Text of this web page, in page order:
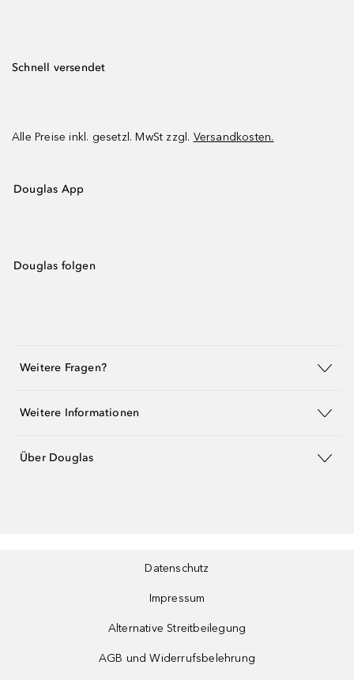
Schnell versendet
Alle Preise inkl. gesetzl. MwSt zzgl. Versandkosten.
Douglas App
Douglas folgen
Weitere Fragen?
Weitere Informationen
Über Douglas
Datenschutz
Impressum
Alternative Streitbeilegung
AGB und Widerrufsbelehrung